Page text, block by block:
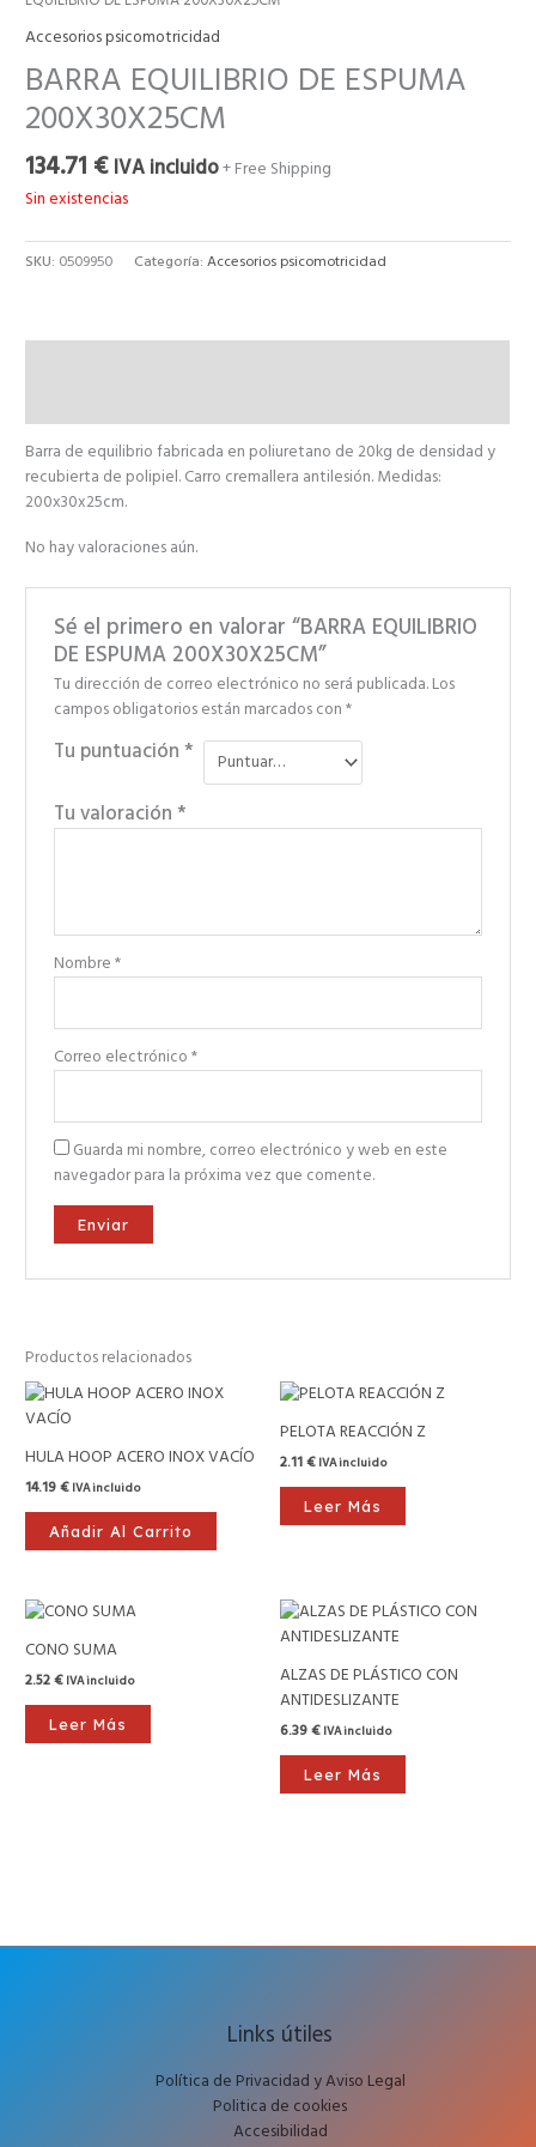
Accesorios psicomotricidad
BARRA EQUILIBRIO DE ESPUMA
200X30X25CM
134.71 € IVA incluido+ Free Shipping
Sin existencias
SKU: 0509950 Categoría:Accesorios psicomotricidad
Barra de equilibrio fabricada en poliuretano de 20kg de densidad y
recubierta de polipiel. Carro cremallera antilesión. Medidas:
200x30x25cm.
No hay valoraciones aún.
Sé el primero en valorar “BARRA EQUILIBRIO
DE ESPUMA 200X30X25CM”
Tu dirección de correo electrónico no será publicada.Los
campos obligatorios están marcados con*
Tu puntuación*
Tu valoración*
Nombre*
Correo electrónico*
Guarda mi nombre, correo electrónico y web en este
navegador para la próxima vez que comente.
Productos relacionados
HULA HOOP ACERO INOX VACÍO
14.19€ IVA incluido
Añadir Al Carrito
PELOTA REACCIÓN Z
2.11€ IVA incluido
Leer Más
CONO SUMA
2.52€ IVA incluido
Leer Más
ALZAS DE PLÁSTICO CON
ANTIDESLIZANTE
6.39€ IVA incluido
Leer Más
Links útiles
Política de Privacidad y Aviso Legal
Politica de cookies
Accesibilidad